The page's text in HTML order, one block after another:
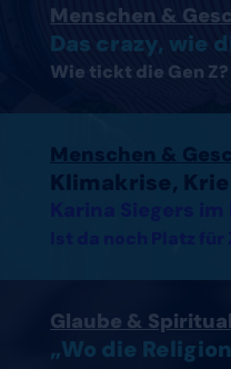
Menschen &
Das crazy, wie
Wie tickt die Gen Z?
Menschen &
Klimakrise,
Karina Siegers
Ist da noch Platz
Glaube &
„Wo die